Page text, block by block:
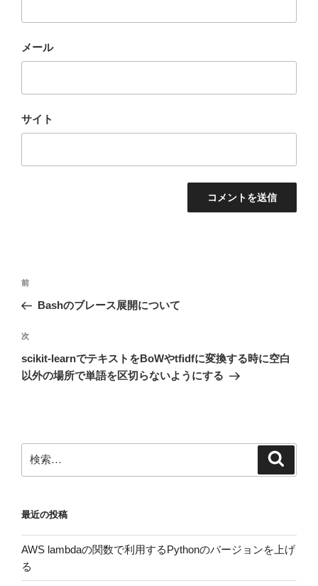
メール
サイト
投
ナ
ビ
ゲ
ー
前
の
稿
前
Bashのブレース展開について
次
の
投
次
scikit-learnでテキストをBoWやtfidfに変換する時に空白
以外の場所で単語を区切らないようにする
索:
最近の投稿
AWS lambdaの関数で利用するPythonのバージョンを上げ
る